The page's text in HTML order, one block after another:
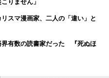
スマ漫画家、二人の「違い」と
界有数の読書家だった 『死ぬほ